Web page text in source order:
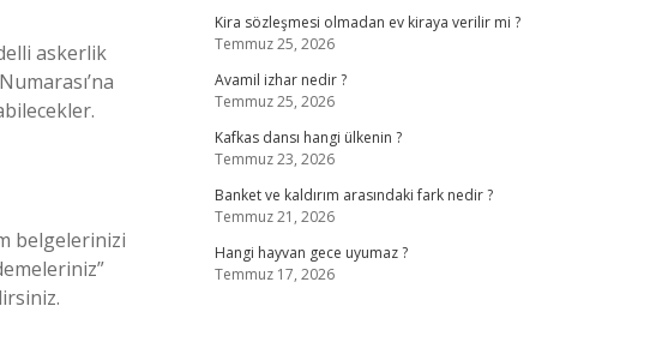
askerlik
belgelerinizi
Kira sözleşmesi olmadan ev kiraya verilir mi ?
Temmuz 25, 2026
Avamil izhar nedir ?
Temmuz 25, 2026
Kafkas dansı hangi ülkenin ?
Temmuz 23, 2026
Banket ve kaldırım arasındaki fark nedir ?
Temmuz 21, 2026
Hangi hayvan gece uyumaz ?
Temmuz 17, 2026